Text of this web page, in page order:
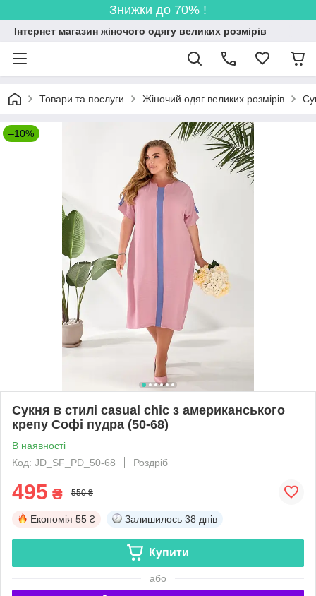
Знижки до 70% !
Інтернет магазин жіночого одягу великих розмірів
Товари та послуги Жіночий одяг великих розмірів
–10%
Сукня в стилі casual chic з американського
крепу Софі пудра (50-68)
В наявності
Код: JD_SF_PD_50-68
Роздріб
495 ₴ 550 ₴
Економія 55 ₴ Залишилось 38 днів
Купити
або